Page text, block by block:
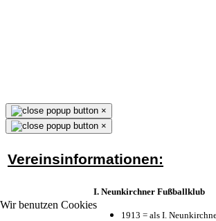
Wir benutzen Cookies
×
×
Vereinsinformationen:
I. Neunkirchner Fußballklub
1913 = als I.